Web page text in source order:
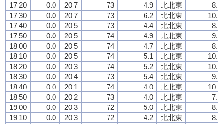
17:20
0.0 20.7 73 4.9 北北東
17:30
0.0 20.7 73 6.2 北北東
17:40
0.0 20.5 73 4.4 北北東
17:50
0.0 20.5 74 4.9 北北東
18:00
0.0 20.5 74 4.7 北北東
18:10
0.0 20.5 74 5.1 北北東
18:20
0.0 20.3 74 5.2 北北東
18:30
0.0 20.4 73 5.4 北北東
18:40
0.0 20.1 74 4.0 北北東
18:50
0.0 20.2 73 4.0 北北東
19:00
0.0 20.3 72 5.0 北北東
19:10
0.0 20.3 72 4.2 北北東